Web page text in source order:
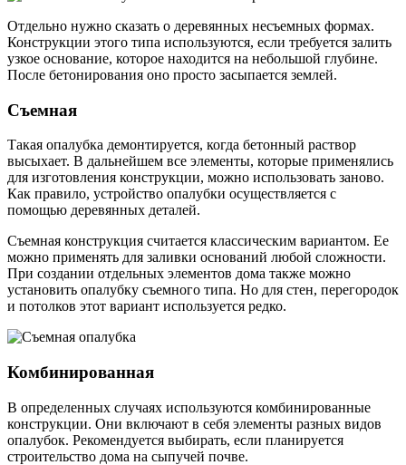
Отдельно нужно сказать о деревянных несъемных формах.
Конструкции этого типа используются, если требуется залить
узкое основание, которое находится на небольшой глубине.
После бетонирования оно просто засыпается землей.
Съемная
Такая опалубка демонтируется, когда бетонный раствор
высыхает. В дальнейшем все элементы, которые применялись
для изготовления конструкции, можно использовать заново.
Как правило, устройство опалубки осуществляется с
помощью деревянных деталей.
Съемная конструкция считается классическим вариантом. Ее
можно применять для заливки оснований любой сложности.
При создании отдельных элементов дома также можно
установить опалубку съемного типа. Но для стен, перегородок
и потолков этот вариант используется редко.
Комбинированная
В определенных случаях используются комбинированные
конструкции. Они включают в себя элементы разных видов
опалубок. Рекомендуется выбирать, если планируется
строительство дома на сыпучей почве.